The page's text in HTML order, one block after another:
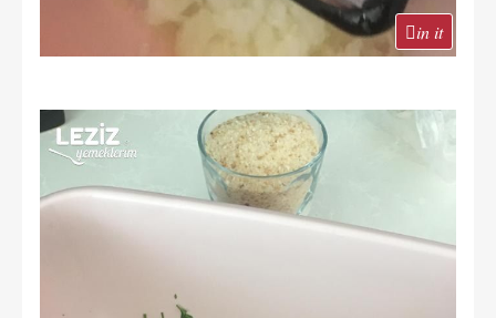
in it